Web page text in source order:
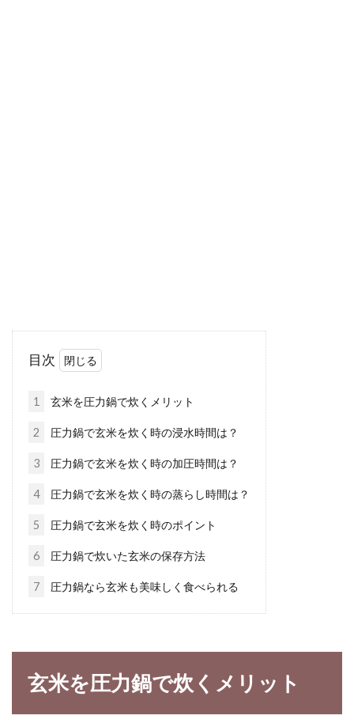
米の美味しい炊き方は？
玄米や雑穀米は栄養豊富で、ヘルシーだと言わ
れていますが、パサパサした触感や特有のえぐ
み、匂いがあ...
健康志向に大人気!玄米100グラムの
カロリーはどれくらい？
食品のカロリー比較の中には、一食分や一杯分
当たりというものがあります。しかしカロリー
比較の多...
味噌の賞味期限と保存方法
目次
1 玄米を圧力鍋で炊くメリット
2 圧力鍋で玄米を炊く時の浸水時間は？
3 圧力鍋で玄米を炊く時の加圧時間は？
4 圧力鍋で玄米を炊く時の蒸らし時間は？
5 圧力鍋で玄米を炊く時のポイント
6 圧力鍋で炊いた玄米の保存方法
7 圧力鍋なら玄米も美味しく食べられる
玄米を圧力鍋で炊くメリット